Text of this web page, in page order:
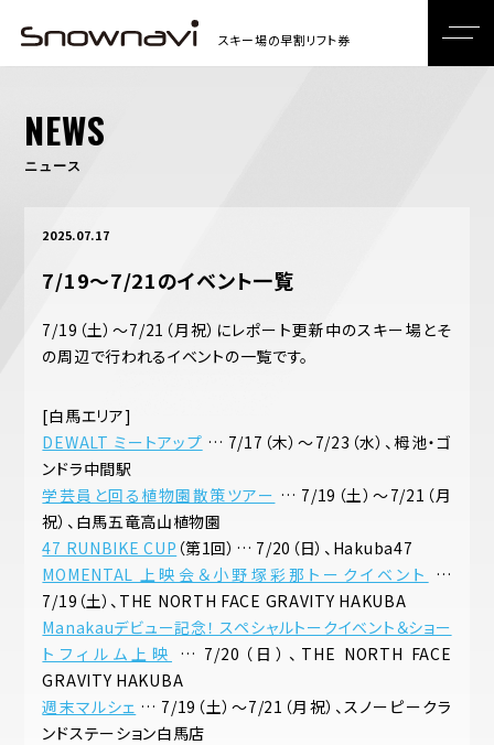
NEWS
ニュース
2025.07.17
7/19～7/21のイベント一覧
7/19（土）～7/21（月祝）にレポート更新中のスキー場とそ
の周辺で行われるイベントの一覧です。
[白馬エリア]
DEWALT ミートアップ … 7/17（木）～7/23（水）、栂池・ゴ
ンドラ中間駅
学芸員と回る植物園散策ツアー … 7/19（土）～7/21（月
祝）、白馬五竜高山植物園
47 RUNBIKE CUP （第1回）… 7/20（日）、Hakuba47
MOMENTAL 上映会＆小野塚彩那トークイベント …
7/19（土）、THE NORTH FACE GRAVITY HAKUBA
Manakauデビュー記念！ スペシャルトークイベント＆ショー
トフィルム上映 … 7/20（日）、THE NORTH FACE
GRAVITY HAKUBA
週末マルシェ … 7/19（土）～7/21（月祝）、スノーピークラ
ンドステーション白馬店